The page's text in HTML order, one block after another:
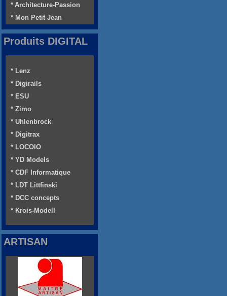
* Architecture-Passion
* Mon Petit Jean
Produits DIGITAL
* Lenz
* Digirails
* ESU
* Zimo
* Uhlenbrock
* Digitrax
* LOCOIO
* YD Models
* CDF Informatique
* LDT Littfinski
* DCC concepts
* Krois-Modell
ARTISAN